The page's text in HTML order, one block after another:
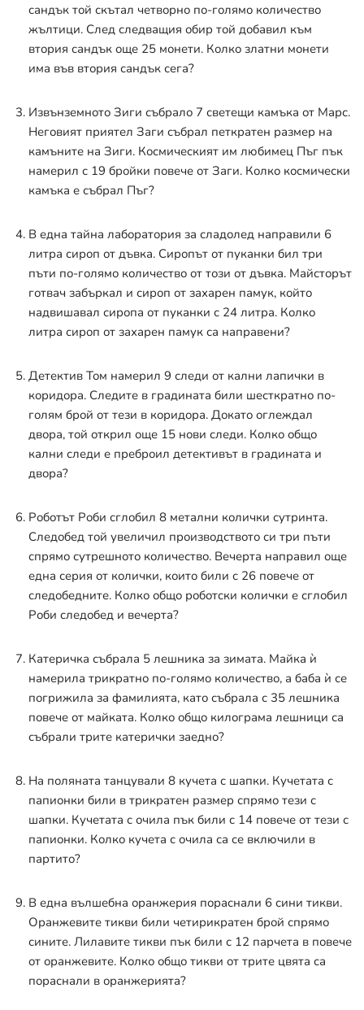
сандък той скътал четворно по-голямо количество
жълтици. След следващия обир той добавил към
втория сандък още 25 монети. Колко златни монети
има във втория сандък сега?
Извънземното Зиги събрало 7 светещи камъка от Марс.
Неговият приятел Заги събрал петкратен размер на
камъните на Зиги. Космическият им любимец Пъг пък
намерил с 19 бройки повече от Заги. Колко космически
камъка е събрал Пъг?
В една тайна лаборатория за сладолед направили 6
литра сироп от дъвка. Сиропът от пуканки бил три
пъти по-голямо количество от този от дъвка. Майсторът
готвач забъркал и сироп от захарен памук, който
надвишавал сиропа от пуканки с 24 литра. Колко
литра сироп от захарен памук са направени?
Детектив Том намерил 9 следи от кални лапички в
коридора. Следите в градината били шесткратно по-
голям брой от тези в коридора. Докато оглеждал
двора, той открил още 15 нови следи. Колко общо
кални следи е преброил детективът в градината и
двора?
Роботът Роби сглобил 8 метални колички сутринта.
Следобед той увеличил производството си три пъти
спрямо сутрешното количество. Вечерта направил още
една серия от колички, които били с 26 повече от
следобедните. Колко общо роботски колички е сглобил
Роби следобед и вечерта?
Катеричка събрала 5 лешника за зимата. Майка ѝ
намерила трикратно по-голямо количество, а баба ѝ се
погрижила за фамилията, като събрала с 35 лешника
повече от майката. Колко общо килограма лешници са
събрали трите катерички заедно?
На поляната танцували 8 кучета с шапки. Кучетата с
папионки били в трикратен размер спрямо тези с
шапки. Кучетата с очила пък били с 14 повече от тези с
папионки. Колко кучета с очила са се включили в
партито?
В една вълшебна оранжерия пораснали 6 сини тикви.
Оранжевите тикви били четирикратен брой спрямо
сините. Лилавите тикви пък били с 12 парчета в повече
от оранжевите. Колко общо тикви от трите цвята са
пораснали в оранжерията?